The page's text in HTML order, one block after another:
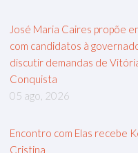
José Maria Caires propõe
com candidatos à
discutir demandas de
Conquista
05 ago, 2026
Encontro com Elas recebe
Cristina